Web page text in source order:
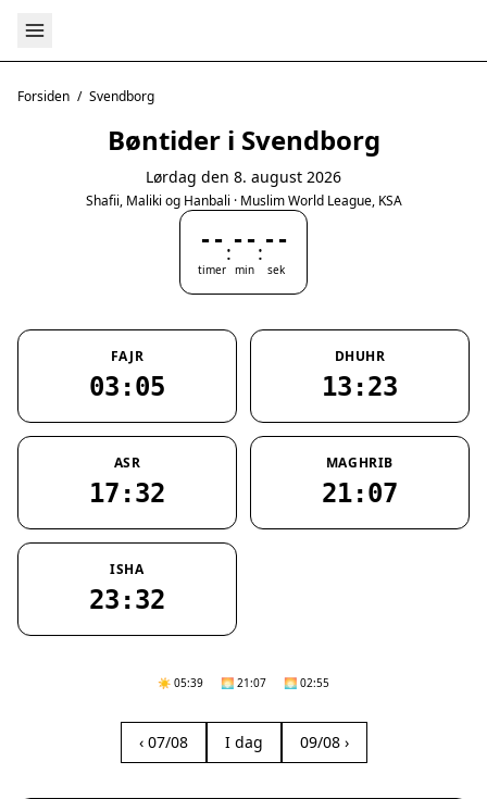
Forsiden / Svendborg
Bøntider i Svendborg
Lørdag den 8. august 2026
Shafii, Maliki og Hanbali · Muslim World League, KSA
--
timer
:--
min
:--
sek
FAJR
03:05
DHUHR
13:23
ASR
17:32
MAGHRIB
21:07
ISHA
23:32
☀️ 05:39 🌅 21:07 🌅 02:55
‹ 07/08 I dag 09/08 ›